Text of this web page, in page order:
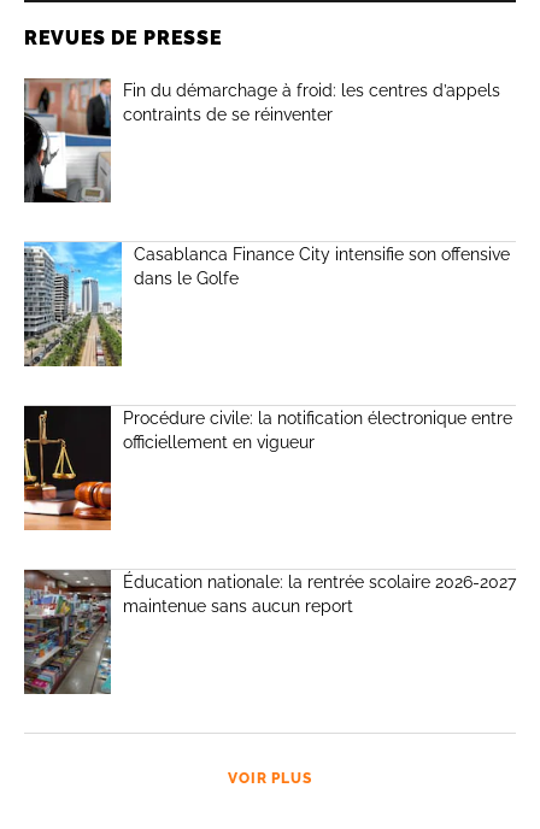
REVUES DE PRESSE
Fin du démarchage à froid: les centres d’appels
contraints de se réinventer
Casablanca Finance City intensifie son offensive
dans le Golfe
Procédure civile: la notification électronique entre
officiellement en vigueur
Éducation nationale: la rentrée scolaire 2026-2027
maintenue sans aucun report
VOIR PLUS